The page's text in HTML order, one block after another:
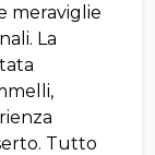
meraviglie
La
Tutto